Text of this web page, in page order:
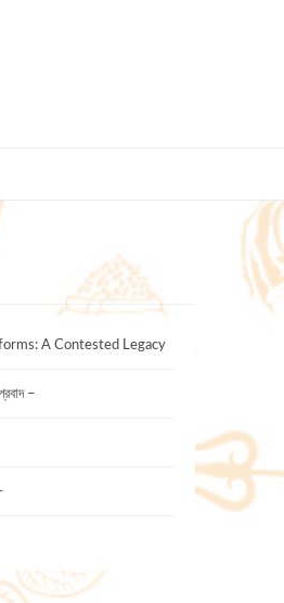
A Contested Legacy
–